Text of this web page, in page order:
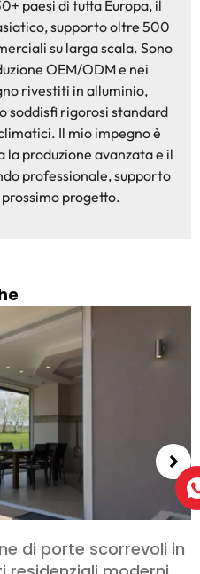
paesi di tutta Europa, il
supporto oltre 500
su larga scala. Sono
OEM/ODM e nei
rivestiti in alluminio,
soddisfi rigorosi standard
Il mio impegno è
produzione avanzata e il
professionale, supporto
progetto.
per camere da